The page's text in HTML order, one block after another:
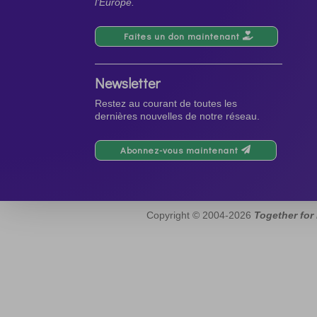
l’Europe.
Faites un don maintenant
Newsletter
Restez au courant de toutes les
dernières nouvelles de notre réseau.
Abonnez-vous maintenant
Copyright © 2004-2026 Together for